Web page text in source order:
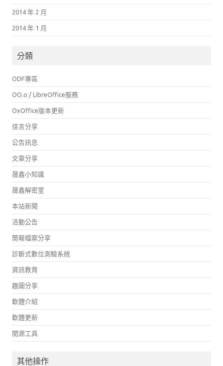
2014 年 2 月
2014 年 1 月
分類
ODF專區
OO.o / LibreOffice服務
OxOffice版本更新
佳言分享
公告訊息
文章分享
晟鑫小知識
晟鑫解密室
本站新聞
活動公告
簡報檔案分享
診斷式數位測驗系統
資訊教育
趣圖分享
軟體介紹
軟體更新
開源工具
其他操作